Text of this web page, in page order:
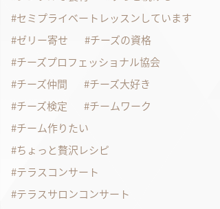
セミプライベートレッスンしています
ゼリー寄せ
チーズの資格
チーズプロフェッショナル協会
チーズ仲間
チーズ大好き
チーズ検定
チームワーク
チーム作りたい
ちょっと贅沢レシピ
テラスコンサート
テラスサロンコンサート